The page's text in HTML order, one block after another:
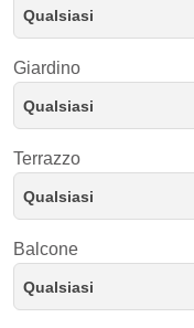
Qualsiasi
Giardino
Qualsiasi
Terrazzo
Qualsiasi
Balcone
Qualsiasi